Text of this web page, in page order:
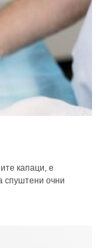
капаци, е
спуштени очни